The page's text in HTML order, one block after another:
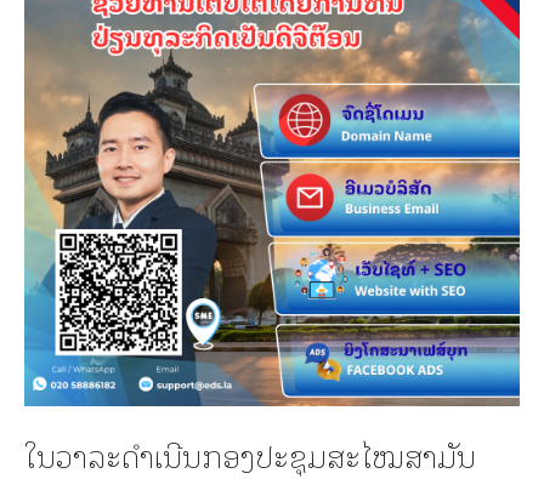
ໃນວາລະດຳເນີນກອງປະຊຸມສະໄໝສາມັນ